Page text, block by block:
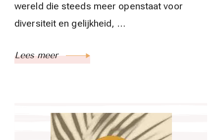
wereld die steeds meer openstaat voor
diversiteit en gelijkheid, …
Lees meer